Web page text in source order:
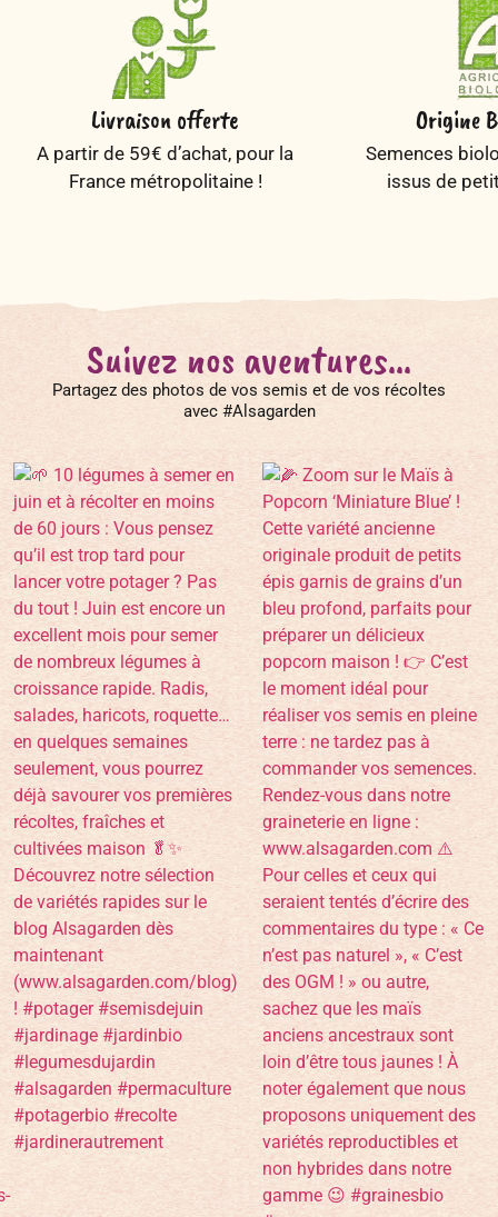
Livraison offerte
A partir de 59€ d’achat, pour la
France métropolitaine !
Origine
Semences
issus de
Suivez nos aventures...
Partagez des photos de vos semis et de vos récoltes
avec #Alsagarden